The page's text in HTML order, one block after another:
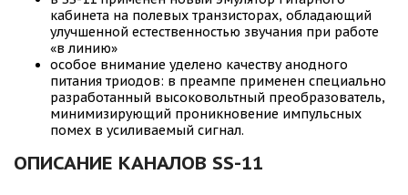
кабинета на полевых транзисторах, обладающий
улучшенной естественностью звучания при работе
«в линию»
особое внимание уделено качеству анодного
питания триодов: в преампе применен специально
разработанный высоковольтный преобразователь,
минимизирующий проникновение импульсных
помех в усиливаемый сигнал.
ОПИСАНИЕ КАНАЛОВ SS-11